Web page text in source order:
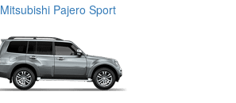
Mitsubishi Pajero Sport